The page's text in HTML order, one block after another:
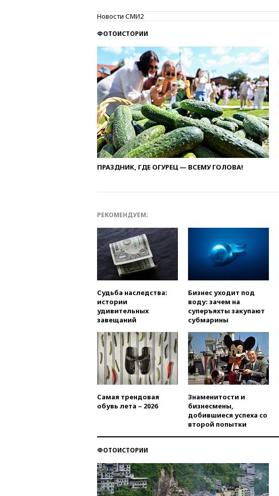
Новости СМИ2
ФОТОИСТОРИИ
ПРАЗДНИК, ГДЕ ОГУРЕЦ — ВСЕМУ ГОЛОВА!
РЕКОМЕНДУЕМ:
Судьба наследства:
истории
удивительных
завещаний
Бизнес уходит под
воду: зачем на
суперъяхты закупают
субмарины
Самая трендовая
обувь лета – 2026
Знаменитости и
бизнесмены,
добившиеся успеха со
второй попытки
ФОТОИСТОРИИ